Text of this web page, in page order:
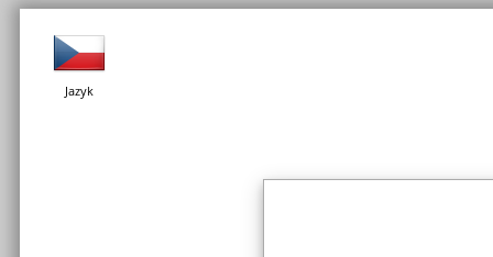
Jazyk